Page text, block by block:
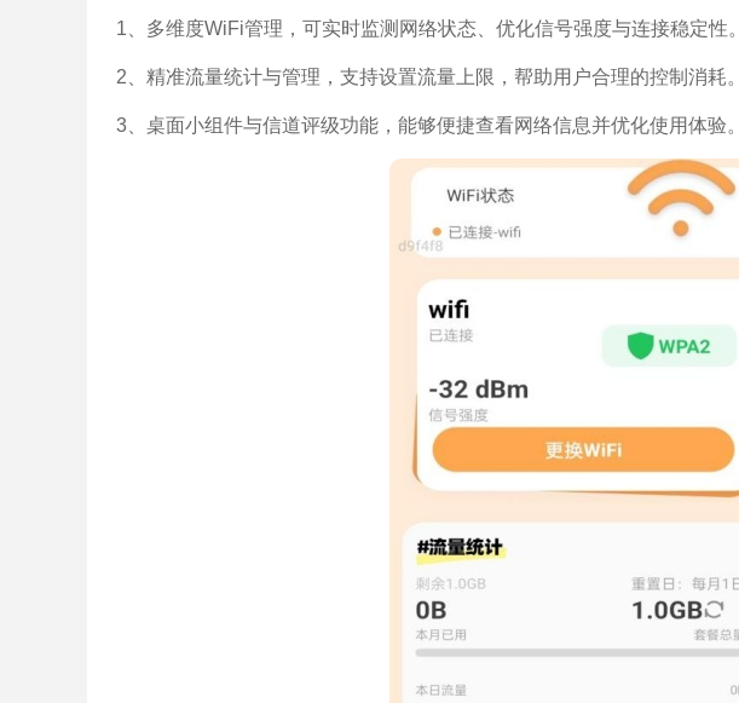
1、多维度WiFi管理，可实时监测网络状态、优化信号强度与连接稳定性。
2、精准流量统计与管理，支持设置流量上限，帮助用户合理的控制消耗。
3、桌面小组件与信道评级功能，能够便捷查看网络信息并优化使用体验。